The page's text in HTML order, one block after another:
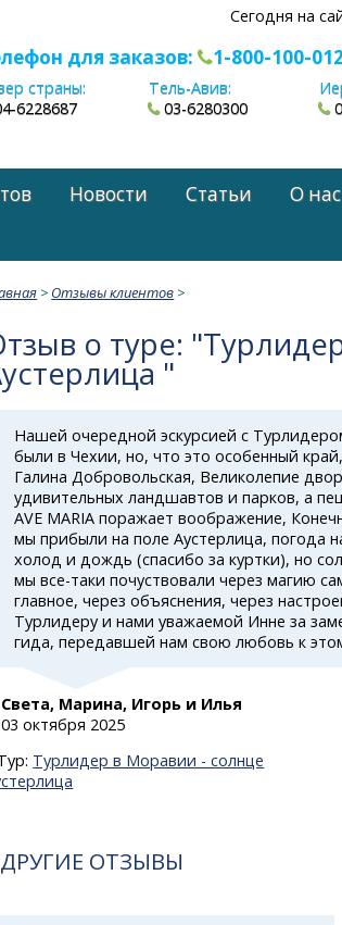
Сегодня на
для заказов: 1-800-100-
страны:
6228687
Тель-Авив:
03-6280300
Новости Статьи О нас
> Отзывы клиентов >
о туре:
"
Нашей очередной эскурсией с
были в Чехии, но, что это особенный
Галина Добровольская, Великолепие
удивительных ландшавтов и парков, а
AVE MARIA поражает воображение,
мы прибыли на поле Аустерлица, погода
холод и дождь (спасибо за куртки), но
мы все-таки почуствовали через магию
главное, через объяснения, через
Турлидеру и нами уважаемой Инне за
гида, передавшей нам свою любовь к
Света, Марина, Игорь и Илья
03 октября 2025
Турлидер в Моравии - солнце
ДРУГИЕ ОТЗЫВЫ